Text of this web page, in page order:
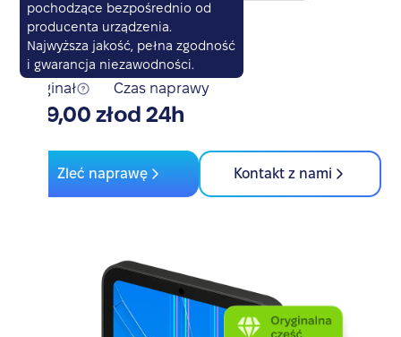
Przycisk power nie działa
Przycisk głośności nie działa
Oryginał
pochodzące bezpośrednio od
producenta urządzenia.
Najwyższa jakość, pełna zgodność
i gwarancja niezawodności.
659,00 zł
Czas naprawy
od 24h
Zleć naprawę Kontakt z nami